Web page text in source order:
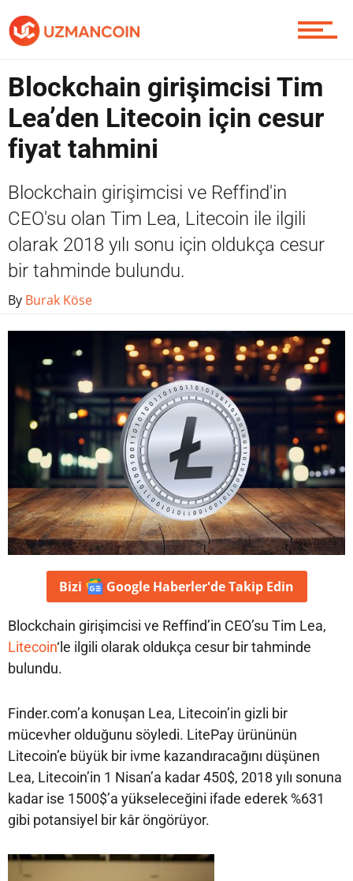
Soru Sor
Contact / İletişim
Blockchain girişimcisi Tim
Lea’den Litecoin için cesur
fiyat tahmini
Blockchain girişimcisi ve Reffind'in
CEO'su olan Tim Lea, Litecoin ile ilgili
olarak 2018 yılı sonu için oldukça cesur
bir tahminde bulundu.
By Burak Köse
Bizi Google Haberler'deTakip Edin
Blockchain girişimcisi ve Reffind’in CEO’su Tim Lea,
Litecoin‘le ilgili olarak oldukça cesur bir tahminde
bulundu.
Finder.com’a konuşan Lea, Litecoin’in gizli bir
mücevher olduğunu söyledi. LitePay ürününün
Litecoin’e büyük bir ivme kazandıracağını düşünen
Lea, Litecoin’in 1 Nisan’a kadar 450$, 2018 yılı sonuna
kadar ise 1500$’a yükseleceğini ifade ederek %631
gibi potansiyel bir kâr öngörüyor.